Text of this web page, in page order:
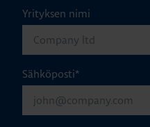
Yrityksen nimi
Sähköposti*